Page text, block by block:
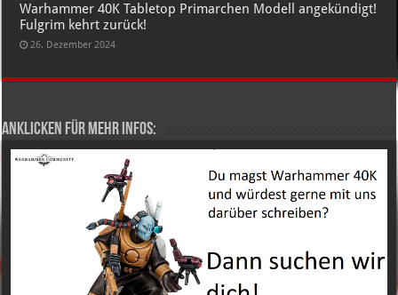
Warhammer 40K Tabletop Primarchen Modell angekündigt!
Fulgrim kehrt zurück!
26. Dezember 2024
Anklicken für mehr Infos: